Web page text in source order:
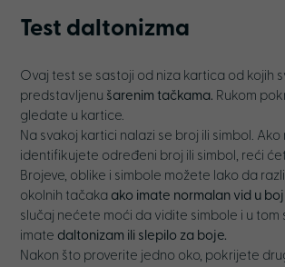
Test daltonizma
Ovaj test se sastoji od niza kartica od kojih
predstavljenu šarenim tačkama. Rukom
gledate u kartice.
Na svakoj kartici nalazi se broj ili simbol.
identifikujete određeni broj ili simbol, reći
Brojeve, oblike i simbole možete lako da
okolnih tačaka ako imate normalan vid u boji
slučaj nećete moći da vidite simbole i u tom
imate daltonizam ili slepilo za boje.
Nakon što proverite jedno oko, pokrijete